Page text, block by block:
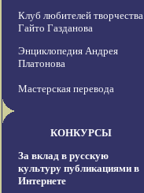
Клуб любителей творчества
Гайто Газданова
Энциклопедия Андрея
Платонова
Мастерская перевода
КОНКУРСЫ
За вклад в русскую
культуру публикациями в
Интернете